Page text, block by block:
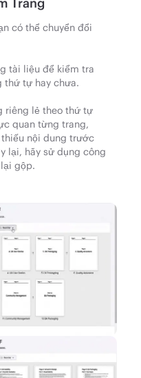
có thể chuyển đổi
tài liệu để kiểm tra
thứ tự hay chưa.
riêng lẻ theo thứ tự
quan từng trang,
nội dung trước
lại, hãy sử dụng công
gộp.